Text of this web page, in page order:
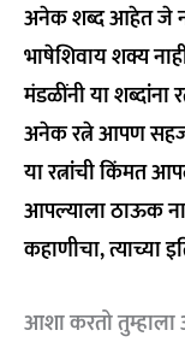
अनेक शब्द आहेत जे
भाषेशिवाय शक्य
मंडळींनी या शब्दांना
अनेक रत्ने आपण
या रत्नांची किंमत
आपल्याला ठाऊक
कहाणीचा, त्याच्या
आशा करतो